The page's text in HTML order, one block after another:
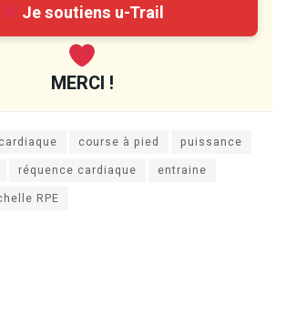
Je soutiens u-Trail
MERCI !
course à pied
puissance
réquence cardiaque
entraine
RPE